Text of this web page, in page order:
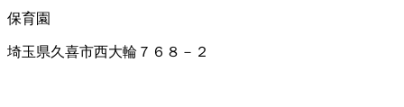
保育園
埼玉県久喜市西大輪７６８－２